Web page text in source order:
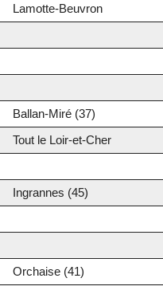
Lamotte-Beuvron
Ballan-Miré (37)
Tout le Loir-et-Cher
Ingrannes (45)
Orchaise (41)